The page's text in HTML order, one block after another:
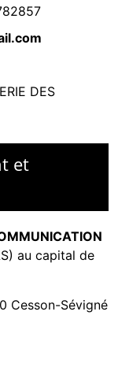
DES
et
au capital de
Cesson-Sévigné